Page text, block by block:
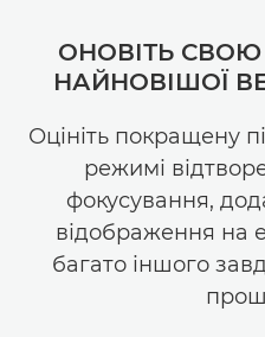
ОНОВІТЬ СВОЮ
НАЙНОВІШОЇ
Оцініть покращену
режимі
фокусування,
відображення на
багато іншого